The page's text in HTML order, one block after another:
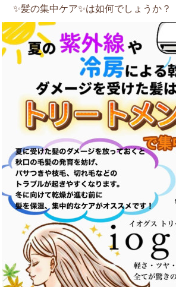
✨髪の集中ケア✨は如何でしょうか？